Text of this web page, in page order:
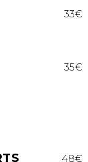
33€
35€
48€